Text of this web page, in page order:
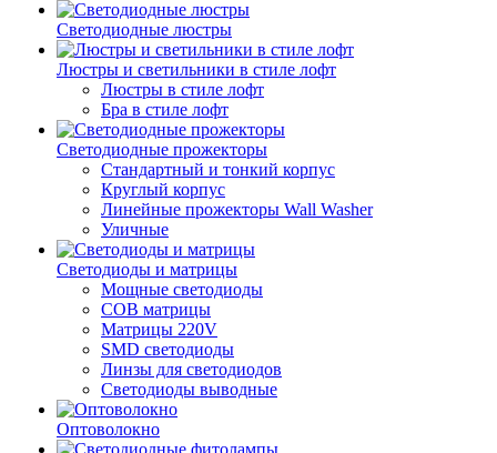
Светодиодные люстры
Люстры и светильники в стиле лофт
Люстры в стиле лофт
Бра в стиле лофт
Светодиодные прожекторы
Стандартный и тонкий корпус
Круглый корпус
Линейные прожекторы Wall Washer
Уличные
Светодиоды и матрицы
Мощные светодиоды
COB матрицы
Матрицы 220V
SMD светодиоды
Линзы для светодиодов
Светодиоды выводные
Оптоволокно